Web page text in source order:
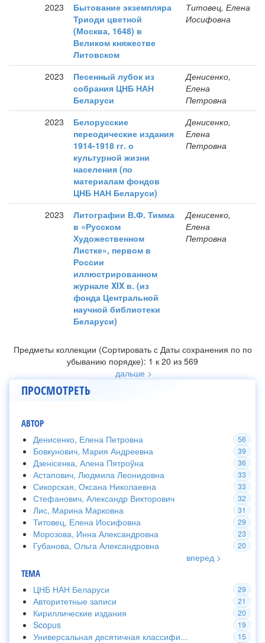
2023
Бытование экземпляра
Триоди цветной
(Москва, 1648) в
Великом княжестве
Литовском
Титовец, Елена
Иосифовна
2023
Песенный лубок из
собрания ЦНБ НАН
Беларуси
Денисенко,
Елена
Петровна
2023
Белорусские
переодические издания
1914-1918 гг. о
культурной жизни
населения (по
материалам фондов
ЦНБ НАН Беларуси)
Денисенко,
Елена
Петровна
2023
Литографии В.Ф. Тимма
в «Русском
Художественном
Листке», первом в
России
иллюстрированном
журнале XIX в. (из
фонда Центральной
научной библиотеки
Беларуси)
Денисенко,
Елена
Петровна
Предметы коллекции (Сортировать с Даты сохранения по по
убыванию порядке): 1 к 20 из 569
дальше >
ПРОСМОТРЕТЬ
АВТОР
56
Денисенко, Елена Петровна
39
Бовкунович, Мария Андреевна
36
Дзенісенка, Алена Пятроўна
33
Астапович, Людмила Леонидовна
33
Сикорская, Оксана Николаевна
32
Стефанович, Александр Викторович
31
Лис, Марина Марковна
29
Титовец, Елена Иосифовна
23
Морозова, Инна Александровна
20
Губанова, Ольга Александровна
вперед >
ТЕМА
29
ЦНБ НАН Беларуси
21
Авторитетные записи
20
Кириллические издания
19
Scopus
15
Универсальная десятичная классифи...